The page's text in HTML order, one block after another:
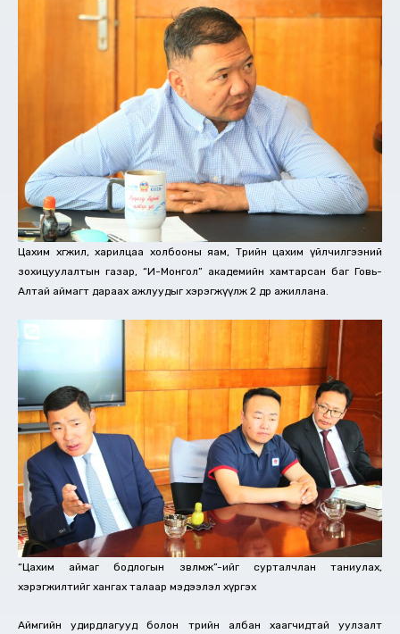
Цахим хөгжил, харилцаа холбооны яам, Төрийн цахим үйлчилгээний
зохицуулалтын газар, “И-Монгол” академийн хамтарсан баг Говь-
Алтай аймагт дараах ажлуудыг хэрэгжүүлж 2 өдөр ажиллана.
“Цахим аймаг бодлогын зөвлөмж”-ийг сурталчлан таниулах,
хэрэгжилтийг хангах талаар мэдээлэл хүргэх
Аймгийн удирдлагууд болон төрийн албан хаагчидтай уулзалт